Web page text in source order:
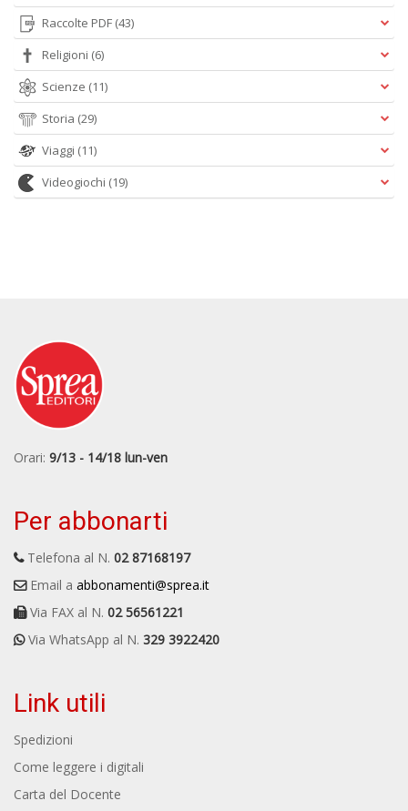
Raccolte PDF (43)
Religioni (6)
Scienze (11)
Storia (29)
Viaggi (11)
Videogiochi (19)
Orari: 9/13 - 14/18 lun-ven
Per abbonarti
Telefona al N. 02 87168197
Email a abbonamenti@sprea.it
Via FAX al N. 02 56561221
Via WhatsApp al N. 329 3922420
Link utili
Spedizioni
Come leggere i digitali
Carta del Docente